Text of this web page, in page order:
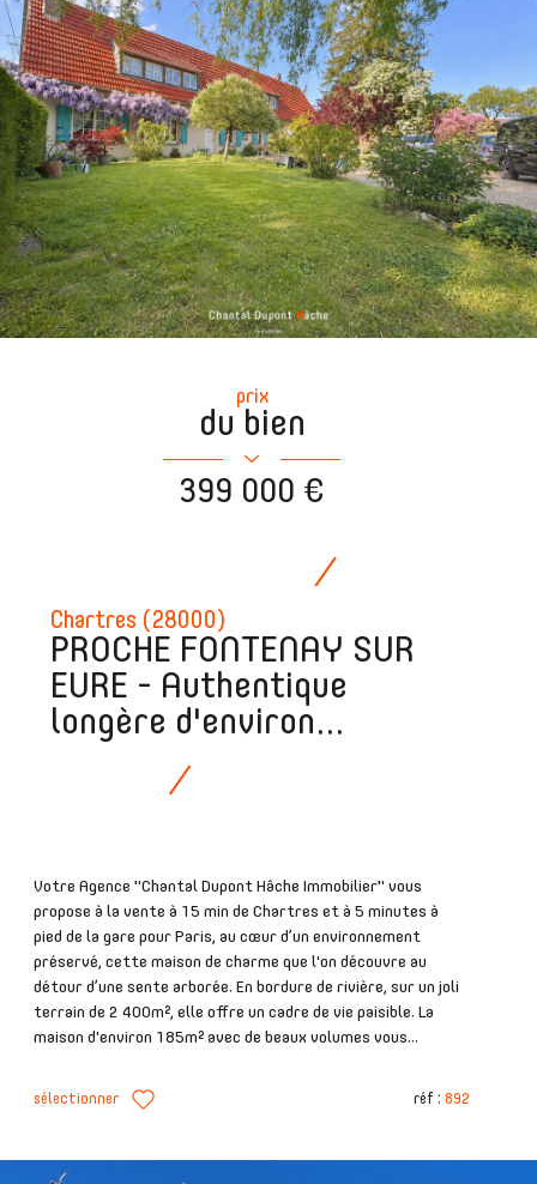
Chartres (28000)
PROCHE FONTENAY SUR
EURE - Authentique
longère d'environ...
Votre Agence "Chantal Dupont Hâche Immobilier" vous
propose à la vente à 15 min de Chartres et à 5 minutes à
pied de la gare pour Paris, au cœur d’un environnement
préservé, cette maison de charme que l'on découvre au
détour d’une sente arborée. En bordure de rivière, sur un joli
terrain de 2 400m², elle offre un cadre de vie paisible. La
maison d'environ 185m² avec de beaux volumes vous...
prix
du bien
399 000 €
sélectionner réf : 892